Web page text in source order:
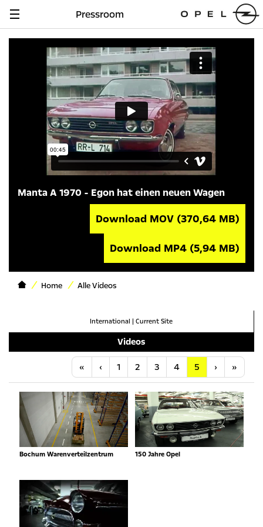
Navigation
Pressroom
Manta A 1970 - Egon hat einen neuen Wagen
Download MOV (370,64 MB)
Download MP4 (5,94 MB)
Home Alle Videos
International | Current Site
Videos
« Anfang
‹ Vorherige
1 2 3 4 5 ›Nächste
»
Bochum Warenverteilzentrum 150 Jahre Opel